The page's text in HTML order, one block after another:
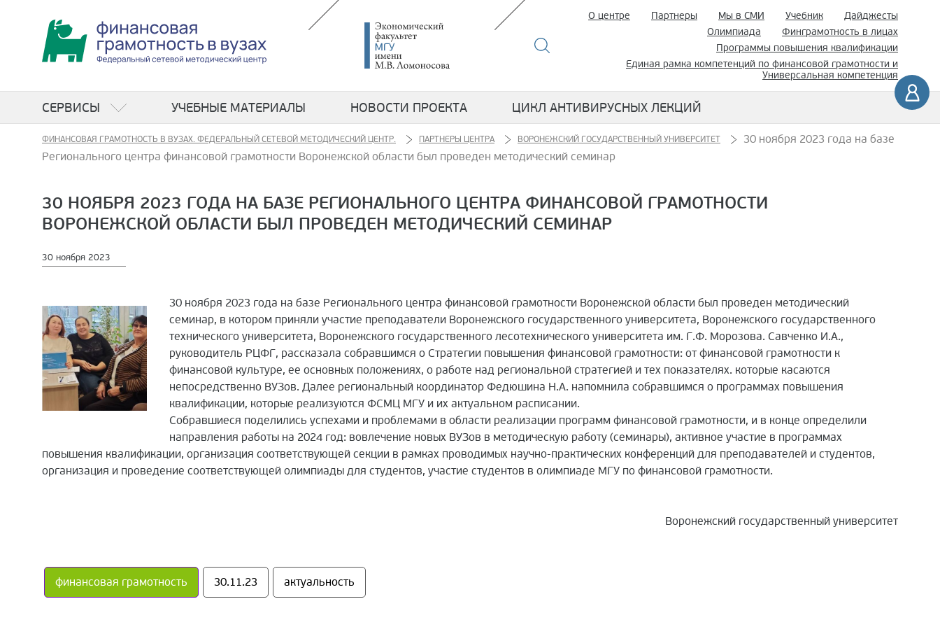
О центре Партнеры Мы в СМИ Учебник
Дайджесты
Олимпиада
Финграмотность в лицах
Программы повышения квалификации
Единая рамка компетенций по финансовой грамотности и
Универсальная компетенция
СЕРВИСЫ УЧЕБНЫЕ МАТЕРИАЛЫ НОВОСТИ ПРОЕКТА ЦИКЛ АНТИВИРУСНЫХ ЛЕКЦИЙ
ФИНАНСОВАЯ ГРАМОТНОСТЬ В ВУЗАХ. ФЕДЕРАЛЬНЫЙ СЕТЕВОЙ МЕТОДИЧЕСКИЙ ЦЕНТР. ПАРТНЕРЫ ЦЕНТРА ВОРОНЕЖСКИЙ ГОСУДАРСТВЕННЫЙ УНИВЕРСИТЕТ
30 ноября 2023 года на базе
Регионального центра финансовой грамотности Воронежской области был проведен методический семинар
30 НОЯБРЯ 2023 ГОДА НА БАЗЕ РЕГИОНАЛЬНОГО ЦЕНТРА ФИНАНСОВОЙ ГРАМОТНОСТИ
ВОРОНЕЖСКОЙ ОБЛАСТИ БЫЛ ПРОВЕДЕН МЕТОДИЧЕСКИЙ СЕМИНАР
30 ноября 2023
30 ноября 2023 года на базе Регионального центра финансовой грамотности Воронежской области был проведен методический
семинар, в котором приняли участие преподаватели Воронежского государственного университета, Воронежского государственного
технического университета, Воронежского государственного лесотехнического университета им. Г.Ф. Морозова. Савченко И.А.,
руководитель РЦФГ, рассказала собравшимся о Стратегии повышения финансовой грамотности: от финансовой грамотности к
финансовой культуре, ее основных положениях, о работе над региональной стратегией и тех показателях. которые касаются
непосредственно ВУЗов. Далее региональный координатор Федюшина Н.А. напомнила собравшимся о программах повышения
квалификации, которые реализуются ФСМЦ МГУ и их актуальном расписании.
Собравшиеся поделились успехами и проблемами в области реализации программ финансовой грамотности, и в конце определили
направления работы на 2024 год: вовлечение новых ВУЗов в методическую работу (семинары), активное участие в программах
повышения квалификации, организация соответствующей секции в рамках проводимых научно-практических конференций для преподавателей и студентов,
организация и проведение соответствующей олимпиады для студентов, участие студентов в олимпиаде МГУ по финансовой грамотности.
Воронежский государственный университет
финансовая грамотность 30.11.23 актуальность